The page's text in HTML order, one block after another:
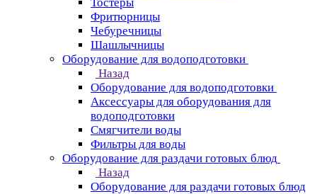
Фритюрницы
Чебуречницы
Шашлычницы
Оборудование для водоподготовки
Назад
Оборудование для водоподготовки
Аксессуары для оборудования для
водоподготовки
Смягчители воды
Фильтры для воды
Оборудование для раздачи готовых блюд
Назад
Оборудование для раздачи готовых блюд